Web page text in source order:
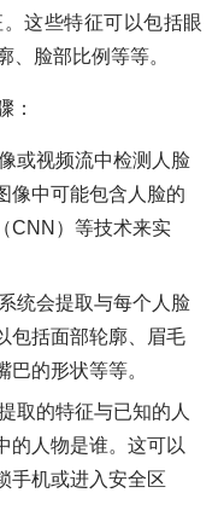
这些特征可以包括眼
、脸部比例等等。
：
或视频流中检测人脸
像中可能包含人脸的
CNN）等技术来实
统会提取与每个人脸
包括面部轮廓、眉毛
的形状等等。
取的特征与已知的人
的人物是谁。这可以
手机或进入安全区